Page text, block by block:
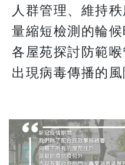
人群管理、維持
量縮短檢測的輪
各屋苑探討防範
出現病毒傳播的風